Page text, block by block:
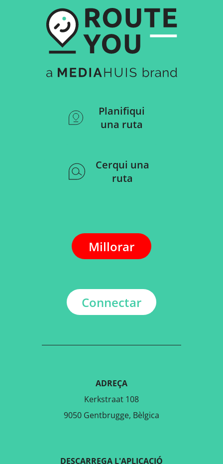
Planifiqui
una ruta
Cerqui una
ruta
Millorar
Connectar
ADREÇA
Kerkstraat 108
9050 Gentbrugge, Bèlgica
DESCARREGA L'APLICACIÓ